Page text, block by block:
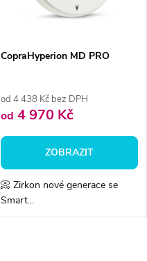
CopraHyperion MD PRO
od 4 438 Kč bez DPH
od 4 970 Kč
ZOBRAZIT
📀 Zirkon nové generace se
Smart...